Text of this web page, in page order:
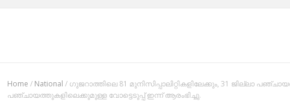
Home / National / ഗുജറാത്തിലെ 81 മുനിസിപ്പാലിറ്റികളിലേക്കും, 31 ജില്ലാ
പഞ്ചായത്തുകളിലെക്കുമുള്ള വോട്ടെടുപ്പ് ഇന്ന് ആരംഭിച്ചു.